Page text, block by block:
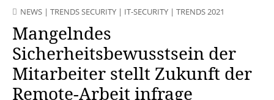
NEWS | TRENDS SECURITY | IT-SECURITY | TRENDS 2021
Mangelndes
Sicherheitsbewusstsein der
Mitarbeiter stellt Zukunft der
Remote-Arbeit infrage